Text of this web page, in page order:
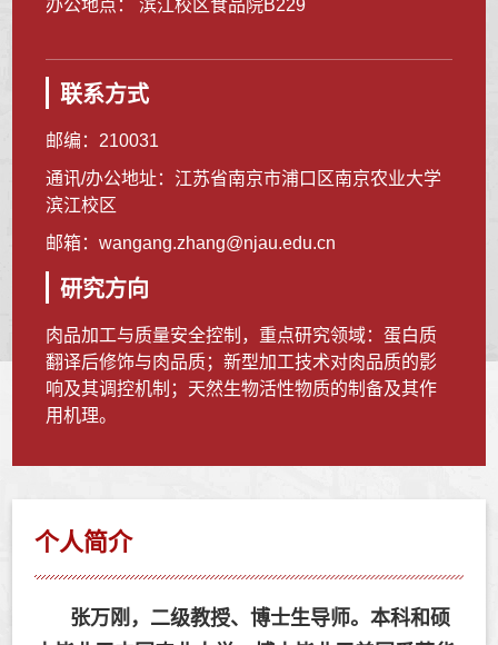
办公地点： 滨江校区食品院B229
联系方式
邮编： 210031
通讯/办公地址： 江苏省南京市浦口区南京农业大学
滨江校区
邮箱：wangang.zhang@njau.edu.cn
研究方向
肉品加工与质量安全控制，重点研究领域：蛋白质
翻译后修饰与肉品质；新型加工技术对肉品质的影
响及其调控机制；天然生物活性物质的制备及其作
用机理。
个人简介
张万刚，二级教授、博士生导师。本科和硕